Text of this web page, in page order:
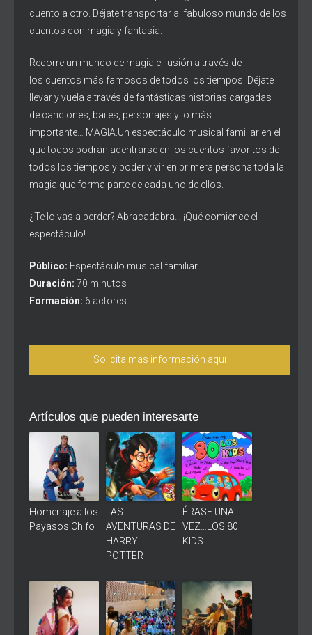
cuento a otro. Déjate transportar al fabuloso mundo de los
cuentos con magia y fantasia.
Recorre un mundo de magia e ilusión a través de
los cuentos más famosos de todos los tiempos. Déjate
llevar y vuela a través de fantásticas historias cargadas
de canciones, bailes, personajes y lo más
importante… MAGIA.Un espectáculo musical familiar en el
que todos podrán adentrarse en los cuentos favoritos de
todos los tiempos y poder vivir en primera persona toda la
magia que forma parte de cada uno de ellos.
¿Te lo vas a perder? Abracadabra… ¡Qué comience el
espectáculo!
Público: Espectáculo musical familiar.
Duración: 70 minutos
Formación: 6 actores
Solicita más información aquí
Artículos que pueden interesarte
Homenaje a los
Payasos Chifo
LAS
AVENTURAS DE
HARRY
POTTER
ÉRASE UNA
VEZ…LOS 80
KIDS